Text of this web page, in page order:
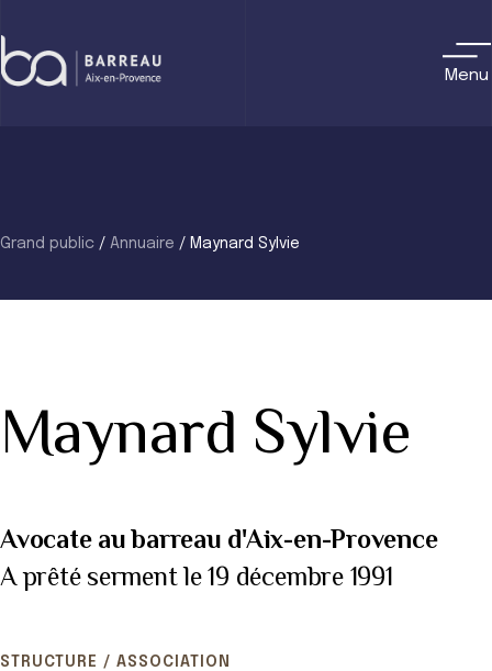
to
content
Menu
Grand public / Annuaire / Maynard Sylvie
Maynard Sylvie
Avocate au barreau d'Aix-en-Provence
A prêté serment le 19 décembre 1991
STRUCTURE / ASSOCIATION